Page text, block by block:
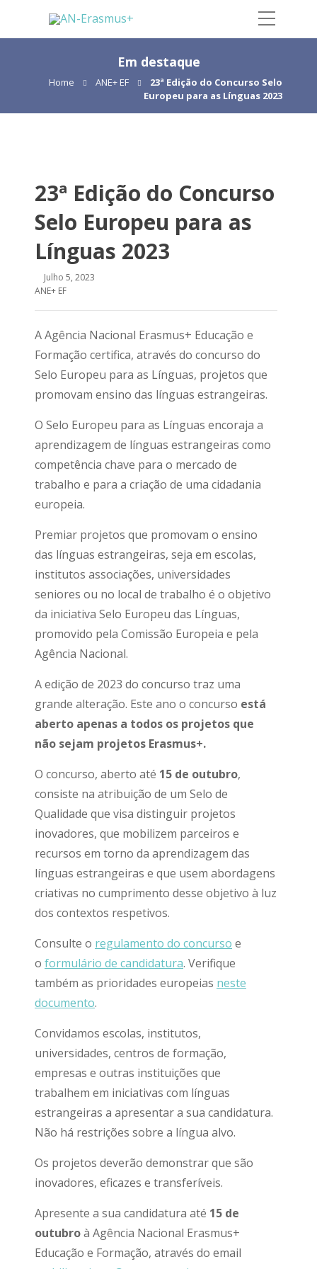
Em destaque
Home ANE+ EF
23ª Edição do Concurso Selo
Europeu para as Línguas 2023
23ª Edição do Concurso
Selo Europeu para as
Línguas 2023
Julho 5, 2023
ANE+ EF
A Agência Nacional Erasmus+ Educação e
Formação certifica, através do concurso do
Selo Europeu para as Línguas, projetos que
promovam ensino das línguas estrangeiras.
O Selo Europeu para as Línguas encoraja a
aprendizagem de línguas estrangeiras como
competência chave para o mercado de
trabalho e para a criação de uma cidadania
europeia.
Premiar projetos que promovam o ensino
das línguas estrangeiras, seja em escolas,
institutos associações, universidades
seniores ou no local de trabalho é o objetivo
da iniciativa Selo Europeu das Línguas,
promovido pela Comissão Europeia e pela
Agência Nacional.
A edição de 2023 do concurso traz uma
grande alteração. Este ano o concurso está
aberto apenas a todos os projetos que
não sejam projetos Erasmus+.
O concurso, aberto até 15 de outubro,
consiste na atribuição de um Selo de
Qualidade que visa distinguir projetos
inovadores, que mobilizem parceiros e
recursos em torno da aprendizagem das
línguas estrangeiras e que usem abordagens
criativas no cumprimento desse objetivo à luz
dos contextos respetivos.
Consulte o regulamento do concurso e
o formulário de candidatura. Verifique
também as prioridades europeias neste
documento.
Convidamos escolas, institutos,
universidades, centros de formação,
empresas e outras instituições que
trabalhem em iniciativas com línguas
estrangeiras a apresentar a sua candidatura.
Não há restrições sobre a língua alvo.
Os projetos deverão demonstrar que são
inovadores, eficazes e transferíveis.
Apresente a sua candidatura até 15 de
outubroà Agência Nacional Erasmus+
Educação e Formação, através do email